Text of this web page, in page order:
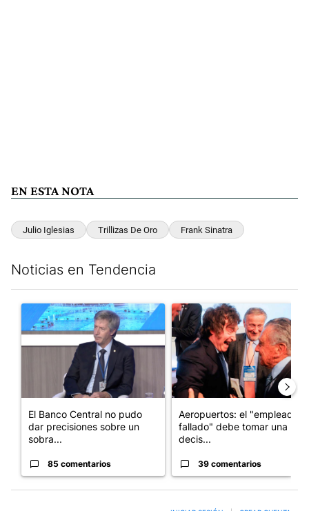
EN ESTA NOTA
Julio Iglesias Trillizas De Oro Frank Sinatra
Noticias en Tendencia
Un artículo de tendencia con el título "El Banco Central no
El Banco Central no pudo
dar precisiones sobre un
sobra...
85 comentarios
Un artículo de tendencia con
Aeropuertos: el "empleado
fallado" debe tomar una
decis...
39 comentarios